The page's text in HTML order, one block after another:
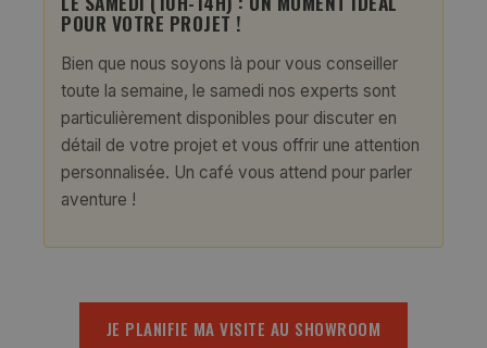
POUR VOTRE PROJET !
Bien que nous soyons là pour vous conseiller
toute la semaine, le samedi nos experts sont
particulièrement disponibles pour discuter en
détail de votre projet et vous offrir une attention
personnalisée. Un café vous attend pour parler
aventure !
JE PLANIFIE MA VISITE AU SHOWROOM